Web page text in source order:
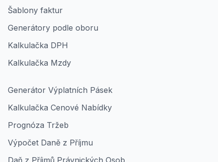
Šablony faktur
Generátory podle oboru
Kalkulačka DPH
Kalkulačka Mzdy
Generátor Výplatních Pásek
Kalkulačka Cenové Nabídky
Prognóza Tržeb
Výpočet Daně z Příjmu
Daň z Příjmů Právnických Osob